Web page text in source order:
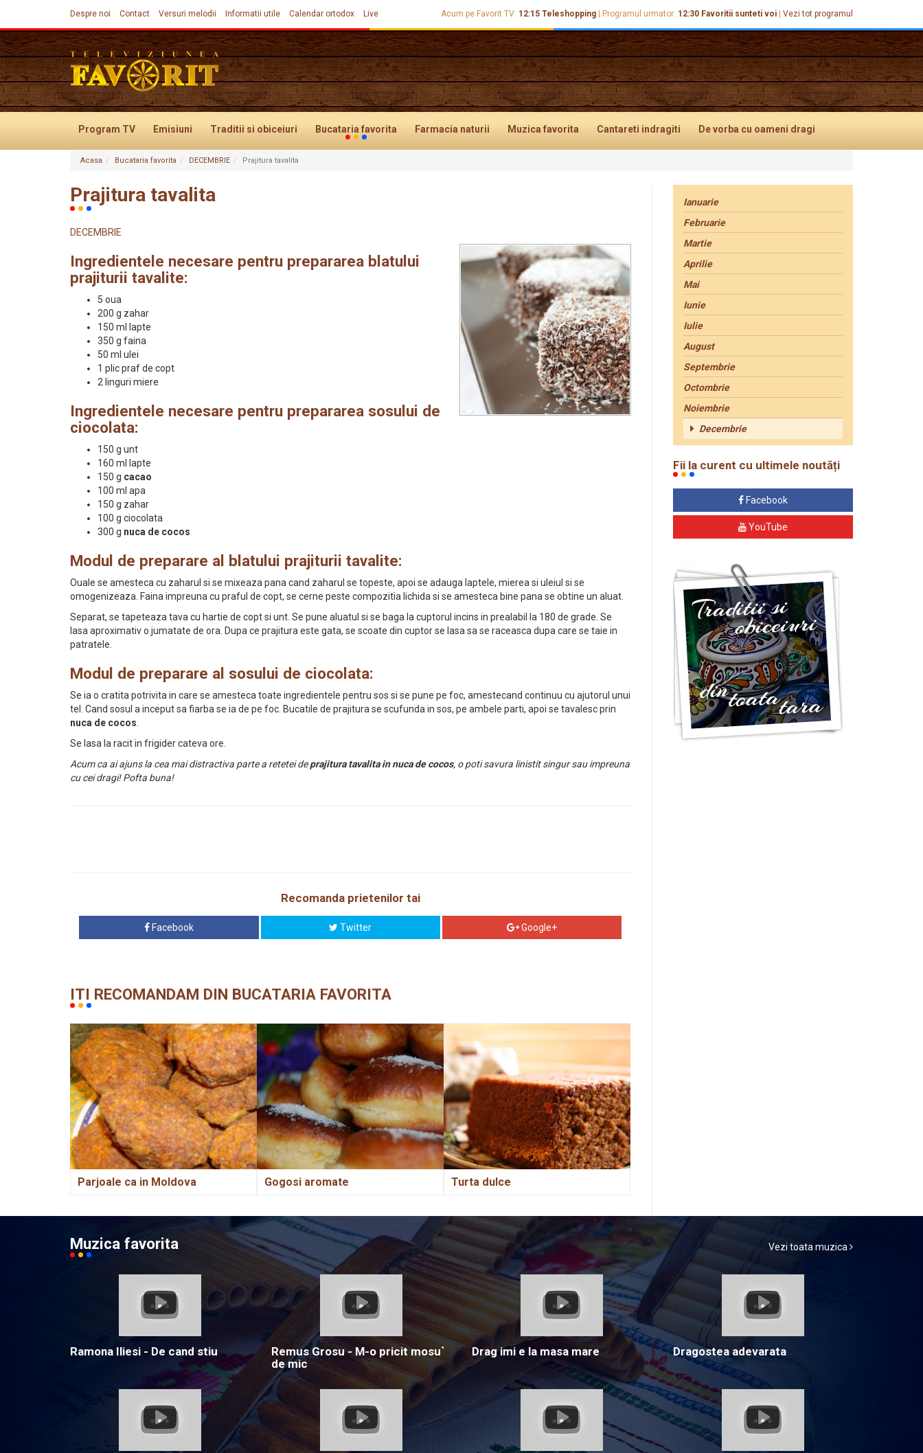
Despre noi Contact Versuri melodii Informatii utile Calendar ortodox Live Acum pe Favorit TV: 12:15 Teleshopping Programul urmator: 12:30 Favoritii sunteti voi Vezi tot programul
Program TV Emisiuni Traditii si obiceiuri Bucataria favorita Farmacia naturii Muzica favorita Cantareti indragiti De vorba cu oameni dragi
Evenimente
Acasa Bucataria favorita DECEMBRIE Prajitura tavalita
Prajitura tavalita
DECEMBRIE
Ingredientele necesare pentru prepararea blatului
prajiturii tavalite:
5 oua
200 g zahar
150 ml lapte
350 g faina
50 ml ulei
1 plic praf de copt
2 linguri miere
Ingredientele necesare pentru prepararea sosului de
ciocolata:
150 g unt
160 ml lapte
150 g cacao
100 ml apa
150 g zahar
100 g ciocolata
300 g nuca de cocos
Modul de preparare al blatului prajiturii tavalite:
Ouale se amesteca cu zaharul si se mixeaza pana cand zaharul se topeste, apoi se adauga laptele, mierea si uleiul si se
omogenizeaza. Faina impreuna cu praful de copt, se cerne peste compozitia lichida si se amesteca bine pana se obtine un aluat.
Separat, se tapeteaza tava cu hartie de copt si unt. Se pune aluatul si se baga la cuptorul incins in prealabil la 180 de grade. Se
lasa aproximativ o jumatate de ora. Dupa ce prajitura este gata, se scoate din cuptor se lasa sa se raceasca dupa care se taie in
patratele.
Modul de preparare al sosului de ciocolata:
Se ia o cratita potrivita in care se amesteca toate ingredientele pentru sos si se pune pe foc, amestecand continuu cu ajutorul unui
tel. Cand sosul a inceput sa fiarba se ia de pe foc. Bucatile de prajitura se scufunda in sos, pe ambele parti, apoi se tavalesc prin
nuca de cocos
Se lasa la racit in frigider cateva ore.
Acum ca ai ajuns la cea mai distractiva parte a retetei deprajitura tavalita in nuca de cocos, o poti savura linistit singur sau impreuna
cu cei dragi! Pofta buna!
Recomanda prietenilor tai
Facebook Twitter Google+
ITI RECOMANDAM DIN BUCATARIA FAVORITA
Parjoale ca in Moldova Gogosi aromate Turta dulce
Ianuarie
Februarie
Martie
Aprilie
Mai
Iunie
Iulie
August
Septembrie
Octombrie
Noiembrie
Decembrie
Fii la curent cu ultimele noutăți
Facebook
YouTube
Muzica favorita Vezi toata muzica
Ramona Iliesi - De cand stiu
Remus Grosu - M-o pricit mosu`
de mic
Drag imi e la masa mare Dragostea adevarata